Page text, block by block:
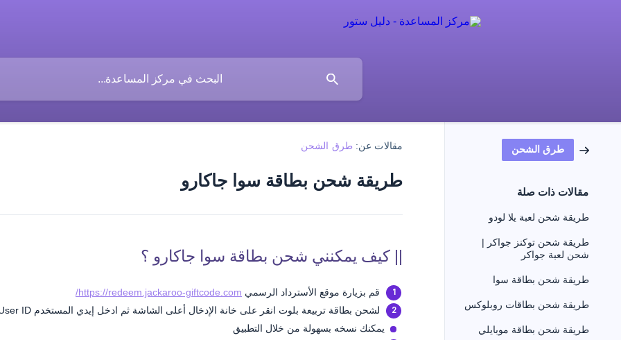
طرق الشحن
مقالات ذات صلة
طريقة شحن لعبة يلا لودو
طريقة شحن توكنز جواكر |
شحن لعبة جواكر
طريقة شحن بطاقة سوا
طريقة شحن بطاقات روبلوكس
طريقة شحن بطاقة موبايلي
مقالات عن: طرق الشحن
طريقة شحن بطاقة سوا جاكارو
|| كيف يمكنني شحن بطاقة سوا جاكارو ؟
قم بزيارة موقع الأسترداد الرسمي https://redeem.jackaroo-giftcode.com/
لشحن بطاقة تربيعة بلوت انقر على خانة الإدخال أعلى الشاشة ثم ادخل إيدي المستخدم User ID الذي ترغب في شحنه ثم انقر على التالي
يمكنك نسخه بسهولة من خلال التطبيق